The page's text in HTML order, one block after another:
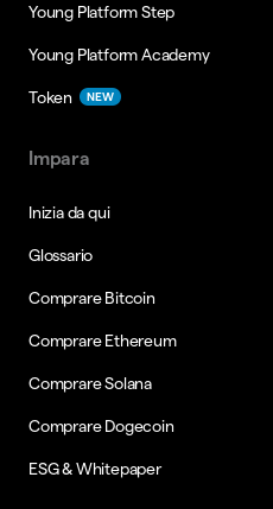
Young Platform Step
Young Platform Academy
Token NEW
Impara
Inizia da qui
Glossario
Comprare Bitcoin
Comprare Ethereum
Comprare Solana
Comprare Dogecoin
ESG & Whitepaper